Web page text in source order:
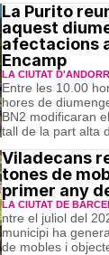
La Purito
aquest
afectacions
Encamp
LA CIUTAT
Entre les 10.00
hores de
BN2 modificaran
tall de la part alta
Viladecans
tones de
primer any
LA CIUTAT DE
ntre el juliol del
municipi ha
de mobles i